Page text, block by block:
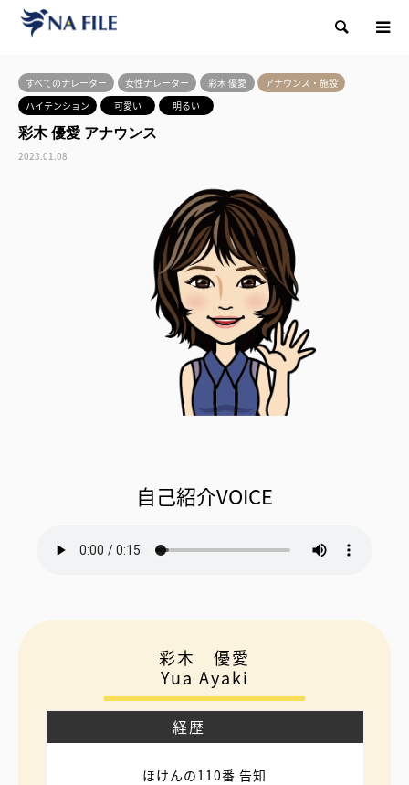
検索
すべてのナレーター 女性ナレーター 彩木 優愛
アナウンス・施設
ハイテンション
可愛い 明るい
彩木 優愛 アナウンス
2023.01.08
自己紹介VOICE
彩木 優愛
Yua Ayaki
経歴
ほけんの110番 告知